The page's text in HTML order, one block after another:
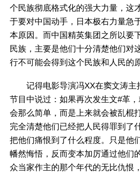
个民族彻底格式化的强大力量，这
于要对中国动手，日本极右力量急
本原因。而中国精英集团之所以要
民族，主要是他们十分清楚他们对
行不可能会得到这个民族和人民的
记得电影导演冯XX在窦文涛主
节目中说过：如果再次发生文#革
会那么简单，而是上来就会被乱棍
完全清楚他们已经把人民得罪到了
把他们痛恨到了什么程度。只是他
幡然悔悟，反而变本加厉通过他们
众当家作主的那个年代的无比仇恨